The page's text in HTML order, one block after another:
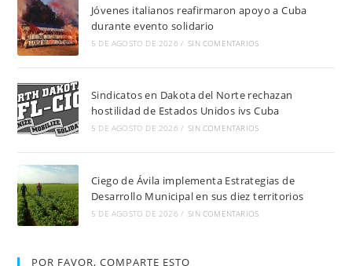
Jóvenes italianos reafirmaron apoyo a Cuba
durante evento solidario
5 DE AGOSTO DE 2026 / SIN COMENTARIOS
Sindicatos en Dakota del Norte rechazan
hostilidad de Estados Unidos ivs Cuba
5 DE AGOSTO DE 2026 / SIN COMENTARIOS
Ciego de Ávila implementa Estrategias de
Desarrollo Municipal en sus diez territorios
5 DE AGOSTO DE 2026 / SIN COMENTARIOS
POR FAVOR, COMPARTE ESTO